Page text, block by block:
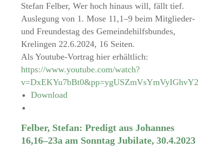
Stefan Felber, Wer hoch hinaus will, fällt tief.
Auslegung von 1. Mose 11,1–9 beim Mitglieder-
und Freundestag des Gemeindehilfsbundes,
Krelingen 22.6.2024, 16 Seiten.
Als Youtube-Vortrag hier erhältlich:
https://www.youtube.com/watch?
Download
Felber, Stefan: Predigt aus Johannes
16,16–23a am Sonntag Jubilate, 30.4.2023